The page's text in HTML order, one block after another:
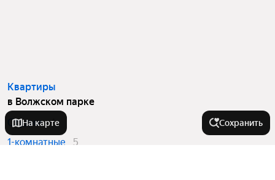
Квартиры
в Волжском парке
Студии
4
1-комнатные
5
На карте Сохранить